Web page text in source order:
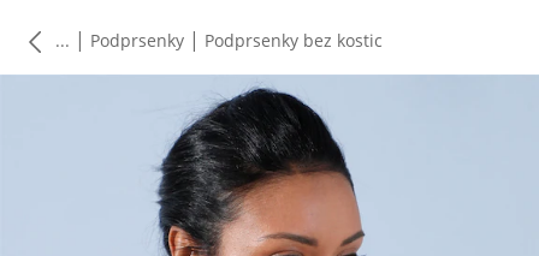
... | Podprsenky | Podprsenky bez kostic